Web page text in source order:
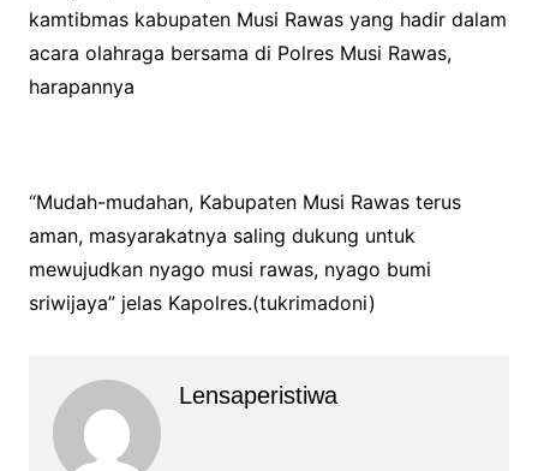
kamtibmas kabupaten Musi Rawas yang hadir dalam
acara olahraga bersama di Polres Musi Rawas,
harapannya
“Mudah-mudahan, Kabupaten Musi Rawas terus
aman, masyarakatnya saling dukung untuk
mewujudkan nyago musi rawas, nyago bumi
sriwijaya” jelas Kapolres.(tukrimadoni)
Lensaperistiwa